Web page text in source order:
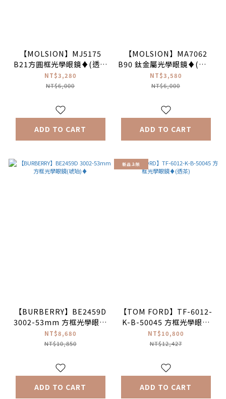
【MOLSION】MJ5175
B21方圓框光學眼鏡♦(透棕
色) #張凌赫同款
NT$3,280
NT$6,000
ADD TO CART
【MOLSION】MA7062
B90 鈦金屬光學眼鏡♦(月光
銀) #張凌赫同款
NT$3,580
NT$6,000
ADD TO CART
【BURBERRY】BE2459D
3002-53mm 方框光學眼鏡
(琥珀)♦
NT$8,680
NT$10,850
ADD TO CART
新品上架
【TOM FORD】TF-6012-
K-B-50045 方框光學眼鏡
♦(透茶)
NT$10,800
NT$12,427
ADD TO CART